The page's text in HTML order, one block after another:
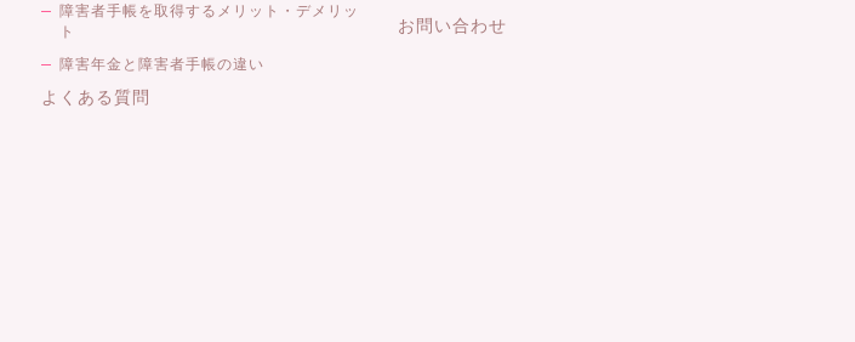
障害者手帳を取得するメリット・デメリッ
ト
障害年金と障害者手帳の違い
よくある質問
お問い合わせ